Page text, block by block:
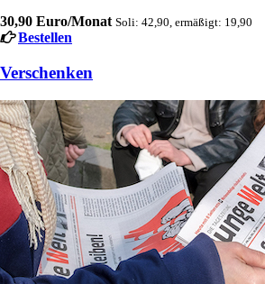
30,90 Euro/Monat Soli: 42,90, ermäßigt: 19,90
Bestellen
Verschenken